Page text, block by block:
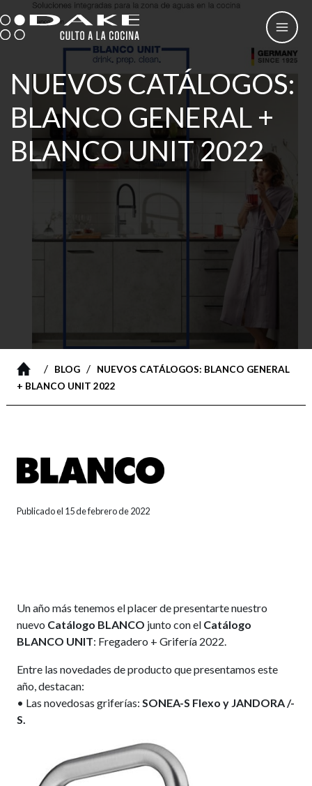
al
contenido
NUEVOS CATÁLOGOS:
BLANCO GENERAL +
BLANCO UNIT 2022
/ BLOG/
NUEVOS CATÁLOGOS: BLANCO GENERAL
+ BLANCO UNIT 2022
Publicado el 15 de febrero de 2022
Un año más tenemos el placer de presentarte nuestro
nuevo Catálogo BLANCO junto con el Catálogo
BLANCO UNIT: Fregadero + Grifería 2022.
Entre las novedades de producto que presentamos este
año, destacan:
• Las novedosas griferías: SONEA-S Flexo y JANDORA /-
S.